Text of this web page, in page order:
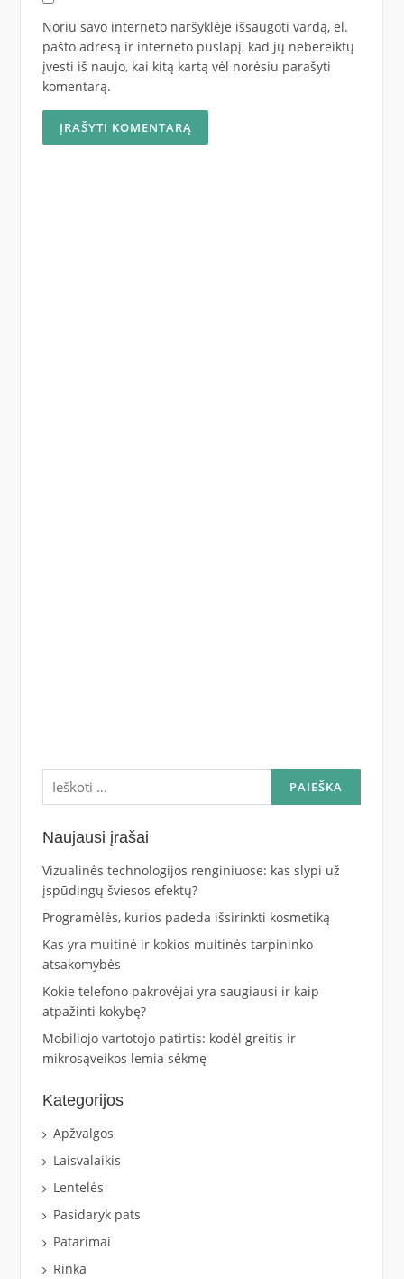
Noriu savo interneto naršyklėje išsaugoti vardą, el.
pašto adresą ir interneto puslapį, kad jų nebereiktų
įvesti iš naujo, kai kitą kartą vėl norėsiu parašyti
komentarą.
Ieškoti:
Naujausi įrašai
Vizualinės technologijos renginiuose: kas slypi už
įspūdingų šviesos efektų?
Programėlės, kurios padeda išsirinkti kosmetiką
Kas yra muitinė ir kokios muitinės tarpininko
atsakomybės
Kokie telefono pakrovėjai yra saugiausi ir kaip
atpažinti kokybę?
Mobiliojo vartotojo patirtis: kodėl greitis ir
mikrosąveikos lemia sėkmę
Kategorijos
Apžvalgos
Laisvalaikis
Lentelės
Pasidaryk pats
Patarimai
Rinka